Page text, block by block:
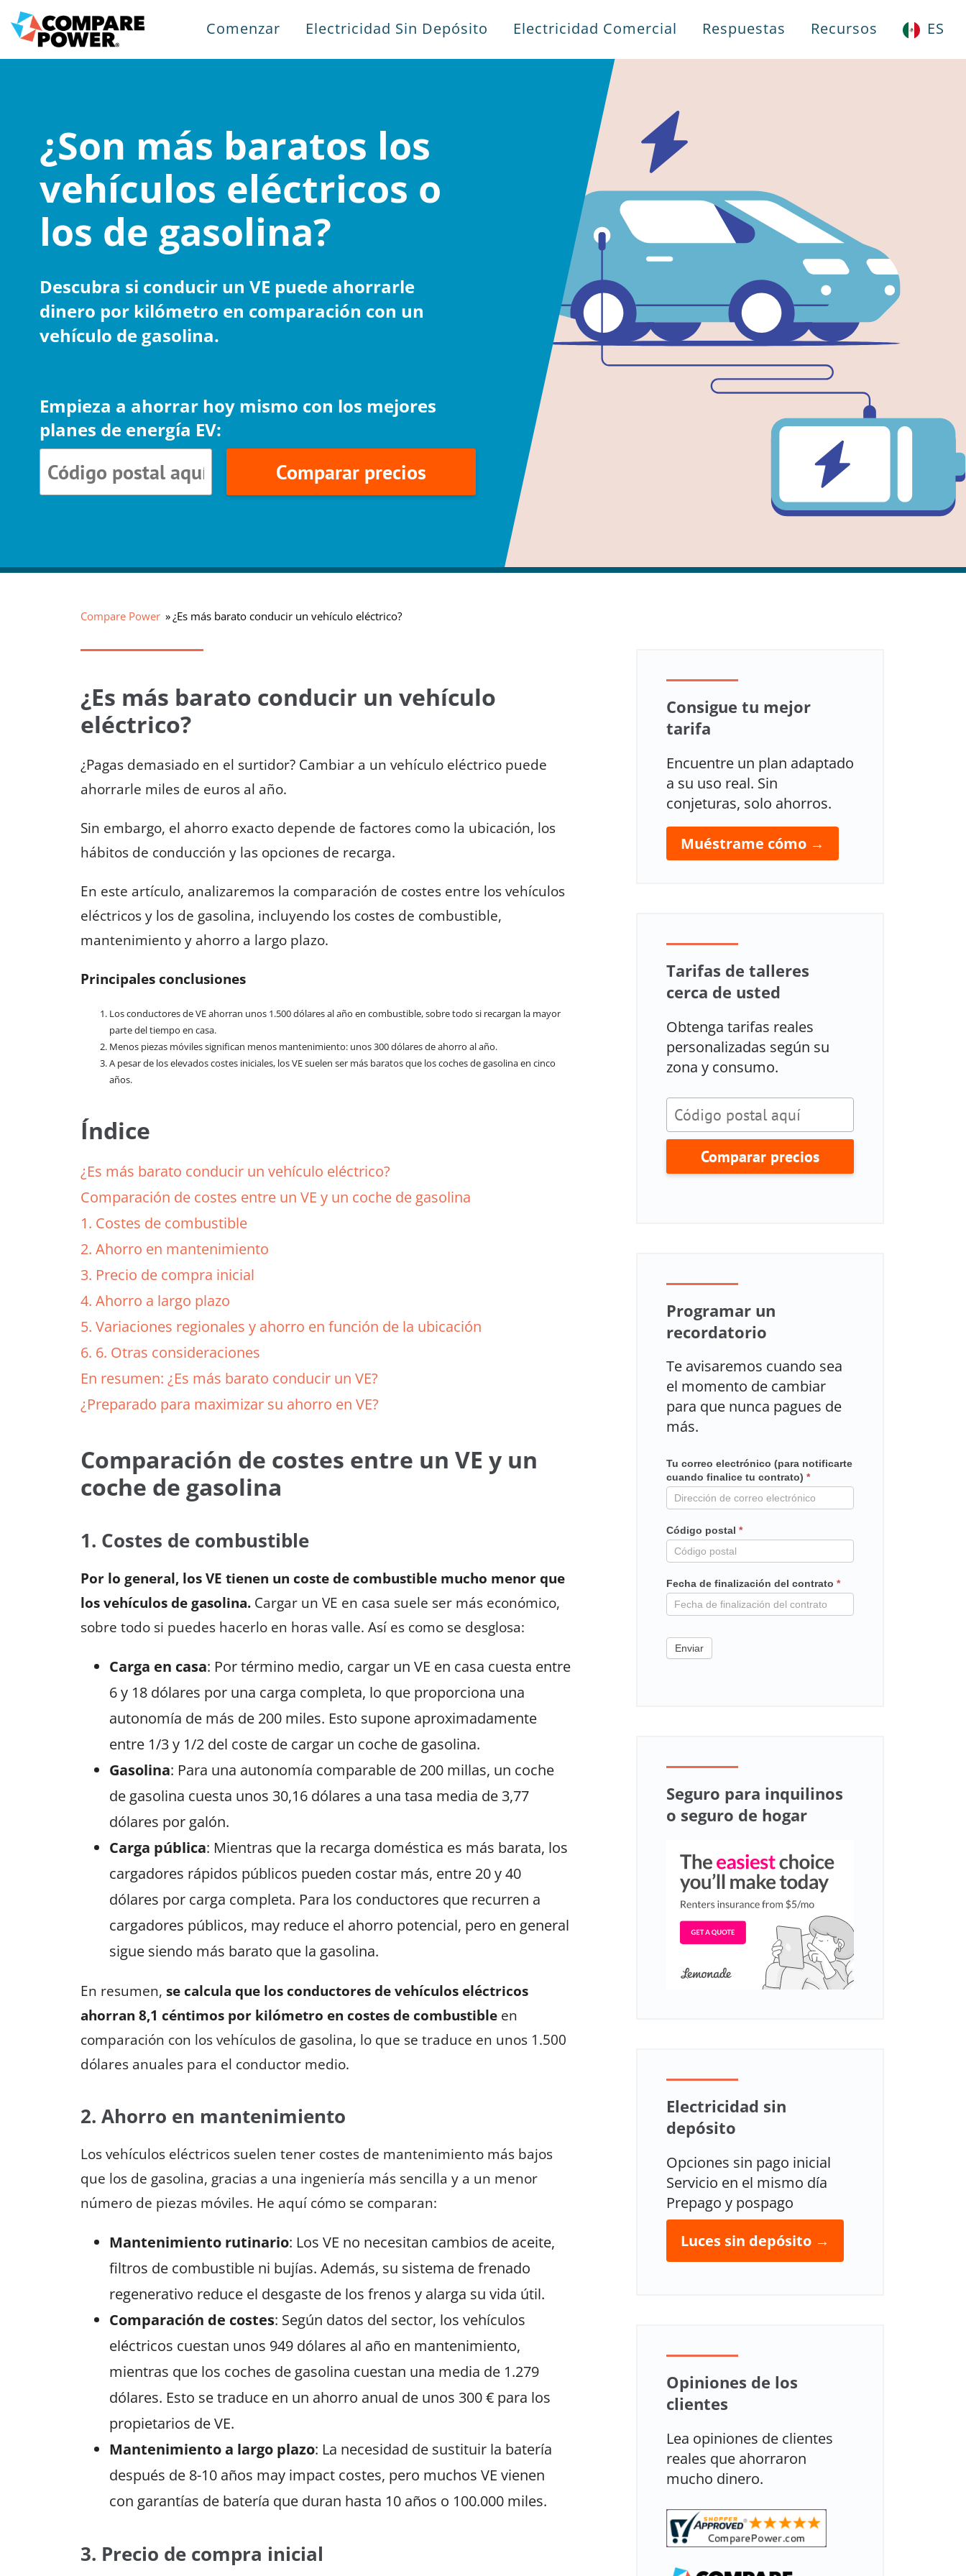
Comenzar Electricidad Sin Depósito Electricidad Comercial Respuestas Recursos ES
¿Son más baratos los
vehículos eléctricos o
los de gasolina?
Descubra si conducir un VE puede ahorrarle
dinero por kilómetro en comparación con un
vehículo de gasolina.
Empieza a ahorrar hoy mismo con los mejores
planes de energía EV:
Comparar precios
Compare Power ¿Es más barato conducir un vehículo eléctrico?
¿Es más barato conducir un vehículo
eléctrico?
¿Pagas demasiado en el surtidor? Cambiar a un vehículo eléctrico puede
ahorrarle miles de euros al año.
Sin embargo, el ahorro exacto depende de factores como la ubicación, los
hábitos de conducción y las opciones de recarga.
En este artículo, analizaremos la comparación de costes entre los vehículos
eléctricos y los de gasolina, incluyendo los costes de combustible,
mantenimiento y ahorro a largo plazo.
Principales conclusiones
Los conductores de VE ahorran unos 1.500 dólares al año en combustible, sobre todo si recargan la mayor
parte del tiempo en casa.
Menos piezas móviles significan menos mantenimiento: unos 300 dólares de ahorro al año.
A pesar de los elevados costes iniciales, los VE suelen ser más baratos que los coches de gasolina en cinco
años.
Índice
¿Es más barato conducir un vehículo eléctrico?
Comparación de costes entre un VE y un coche de gasolina
1. Costes de combustible
2. Ahorro en mantenimiento
3. Precio de compra inicial
4. Ahorro a largo plazo
5. Variaciones regionales y ahorro en función de la ubicación
6. 6. Otras consideraciones
En resumen: ¿Es más barato conducir un VE?
¿Preparado para maximizar su ahorro en VE?
Comparación de costes entre un VE y un
coche de gasolina
1. Costes de combustible
Por lo general, los VE tienen un coste de combustible mucho menor que
los vehículos de gasolina. Cargar un VE en casa suele ser más económico,
sobre todo si puedes hacerlo en horas valle. Así es como se desglosa:
Carga en casa: Por término medio, cargar un VE en casa cuesta entre
6 y 18 dólares por una carga completa, lo que proporciona una
autonomía de más de 200 miles. Esto supone aproximadamente
entre 1/3 y 1/2 del coste de cargar un coche de gasolina.
Gasolina: Para una autonomía comparable de 200 millas, un coche
de gasolina cuesta unos 30,16 dólares a una tasa media de 3,77
dólares por galón.
Carga pública: Mientras que la recarga doméstica es más barata, los
cargadores rápidos públicos pueden costar más, entre 20 y 40
dólares por carga completa. Para los conductores que recurren a
cargadores públicos, may reduce el ahorro potencial, pero en general
sigue siendo más barato que la gasolina.
En resumen, se calcula que los conductores de vehículos eléctricos
ahorran 8,1 céntimos por kilómetro en costes de combustible en
comparación con los vehículos de gasolina, lo que se traduce en unos 1.500
dólares anuales para el conductor medio.
2. Ahorro en mantenimiento
Los vehículos eléctricos suelen tener costes de mantenimiento más bajos
que los de gasolina, gracias a una ingeniería más sencilla y a un menor
número de piezas móviles. He aquí cómo se comparan:
Mantenimiento rutinario: Los VE no necesitan cambios de aceite,
filtros de combustible ni bujías. Además, su sistema de frenado
regenerativo reduce el desgaste de los frenos y alarga su vida útil.
Comparación de costes: Según datos del sector, los vehículos
eléctricos cuestan unos 949 dólares al año en mantenimiento,
mientras que los coches de gasolina cuestan una media de 1.279
dólares. Esto se traduce en un ahorro anual de unos 300 € para los
propietarios de VE.
Mantenimiento a largo plazo: La necesidad de sustituir la batería
después de 8-10 años may impact costes, pero muchos VE vienen
con garantías de batería que duran hasta 10 años o 100.000 miles.
3. Precio de compra inicial
Consigue tu mejor
tarifa
Encuentre un plan adaptado
a su uso real. Sin
conjeturas, solo ahorros.
Muéstrame cómo →
Tarifas de talleres
cerca de usted
Obtenga tarifas reales
personalizadas según su
zona y consumo.
Comparar precios
Programar un
recordatorio
Te avisaremos cuando sea
el momento de cambiar
para que nunca pagues de
más.
Mailchimp
en
contrato
Tu correo electrónico (para notificarte
cuando finalice tu contrato) *
Código postal *
Fecha de finalización del contrato *
Enviar
Seguro para inquilinos
o seguro de hogar
Electricidad sin
depósito
Opciones sin pago inicial
Servicio en el mismo día
Prepago y pospago
Luces sin depósito →
Opiniones de los
clientes
Lea opiniones de clientes
reales que ahorraron
mucho dinero.